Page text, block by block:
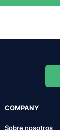
COMPANY
Sobre nosotros